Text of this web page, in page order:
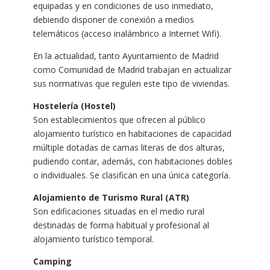
equipadas y en condiciones de uso inmediato,
debiendo disponer de conexión a medios
telemáticos (acceso inalámbrico a Internet Wifi).
En la actualidad, tanto Ayuntamiento de Madrid
como Comunidad de Madrid trabajan en actualizar
sus normativas que regulen este tipo de viviendas.
Hostelería (Hostel)
Son establecimientos que ofrecen al público
alojamiento turístico en habitaciones de capacidad
múltiple dotadas de camas literas de dos alturas,
pudiendo contar, además, con habitaciones dobles
o individuales. Se clasifican en una única categoría.
Alojamiento de Turismo Rural (ATR)
Son edificaciones situadas en el medio rural
destinadas de forma habitual y profesional al
alojamiento turístico temporal.
Camping